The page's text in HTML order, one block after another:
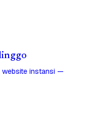
website instansi —